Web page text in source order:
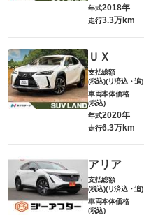
年式2018年
走行3.3万km
ＵＸ
支払総額
(税込)(リ済込・追)
車両本体価格
(税込)
年式2020年
走行6.3万km
アリア
支払総額
(税込)(リ済込・追)
車両本体価格
(税込)